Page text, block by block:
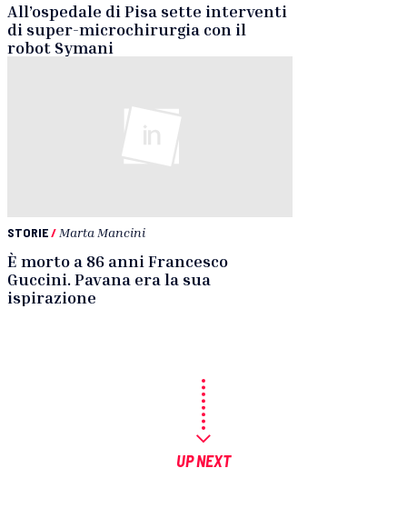
All’ospedale di Pisa sette interventi
di super-microchirurgia con il
robot Symani
STORIE/ Marta Mancini
È morto a 86 anni Francesco
Guccini. Pavana era la sua
ispirazione
UP NEXT